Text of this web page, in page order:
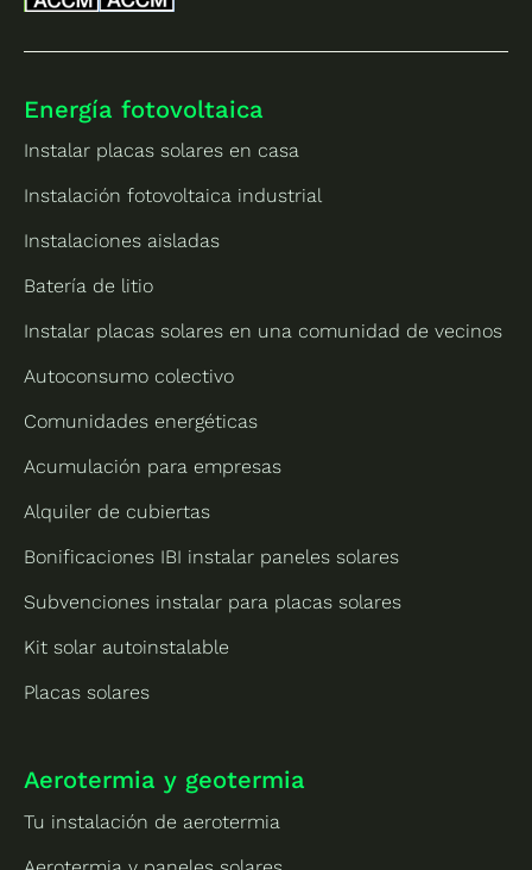
Energía fotovoltaica
Instalar placas solares en casa
Instalación fotovoltaica industrial
Instalaciones aisladas
Batería de litio
Instalar placas solares en una comunidad de vecinos
Autoconsumo colectivo
Comunidades energéticas
Acumulación para empresas
Alquiler de cubiertas
Bonificaciones IBI instalar paneles solares
Subvenciones instalar para placas solares
Kit solar autoinstalable
Placas solares
Aerotermia y geotermia
Tu instalación de aerotermia